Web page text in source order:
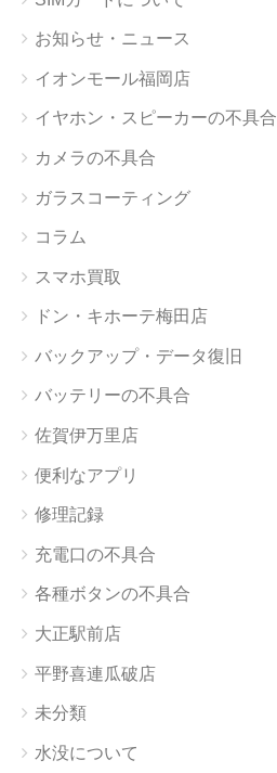
お知らせ・ニュース
イオンモール福岡店
イヤホン・スピーカーの不具合
カメラの不具合
ガラスコーティング
コラム
スマホ買取
ドン・キホーテ梅田店
バックアップ・データ復旧
バッテリーの不具合
佐賀伊万里店
便利なアプリ
修理記録
充電口の不具合
各種ボタンの不具合
大正駅前店
平野喜連瓜破店
未分類
水没について